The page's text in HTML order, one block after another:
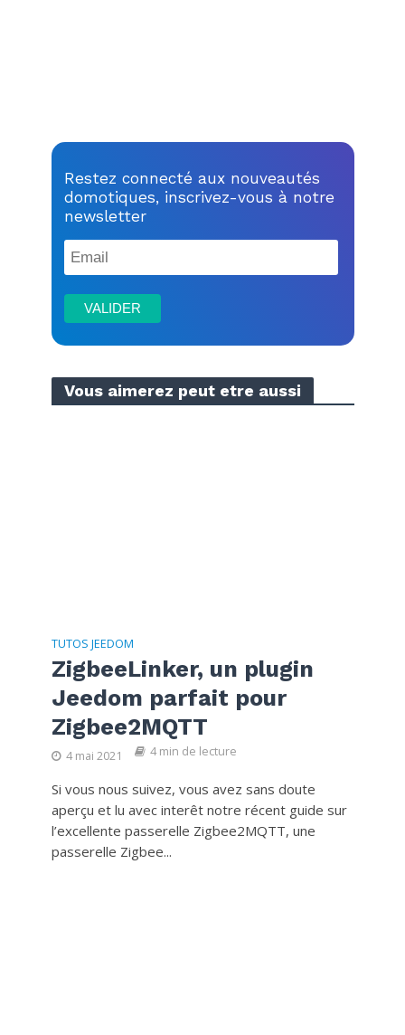
Restez connecté aux nouveautés
domotiques, inscrivez-vous à notre
newsletter
Vous aimerez peut etre aussi
TUTOS JEEDOM
ZigbeeLinker, un plugin
Jeedom parfait pour
Zigbee2MQTT
4 mai 2021 4 min de lecture
Si vous nous suivez, vous avez sans doute
aperçu et lu avec interêt notre récent guide sur
l’excellente passerelle Zigbee2MQTT, une
passerelle Zigbee...